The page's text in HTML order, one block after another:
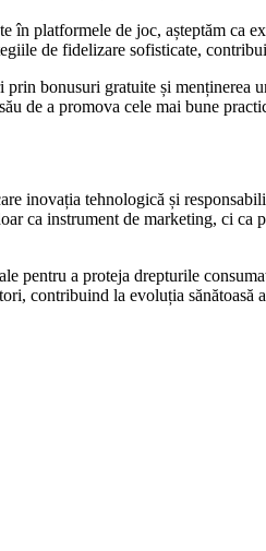
platformele de joc, așteptăm ca
de fidelizare sofisticate,
bonusuri gratuite și
de a promova cele mai bune
inovația tehnologică și
ca instrument de marketing, ci
a proteja drepturile
contribuind la evoluția